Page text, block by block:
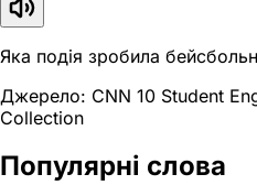
Яка подія зробила
Джерело: CNN 10 Student
Collection
Популярні слова